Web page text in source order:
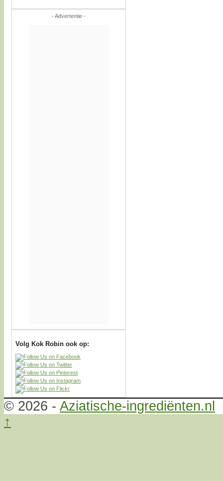
- Advertentie -
Volg Kok Robin ook op:
© 2026 - Aziatische-ingrediënten.nl
↑